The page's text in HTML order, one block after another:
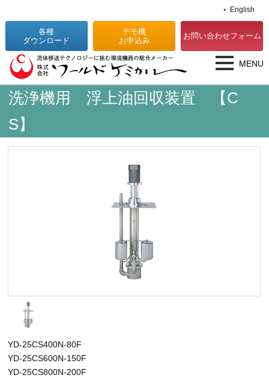
English
各種
ダウンロード
デモ機
お申込み
お問い合わせフォーム
MENU
洗浄機用 浮上油回収装置 【C
S】
YD-25CS400N-80F
YD-25CS600N-150F
YD-25CS800N-200F